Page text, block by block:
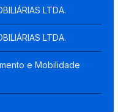
LTDA.
LTDA.
e Mobilidade